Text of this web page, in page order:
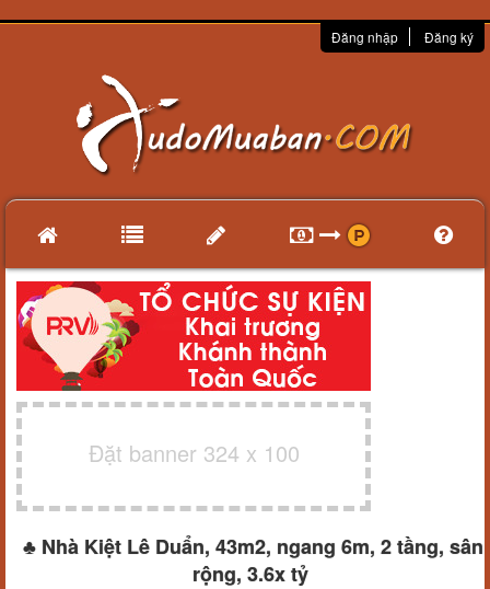
Đăng nhập Đăng ký
Đặt banner 324 x 100
♣ Nhà Kiệt Lê Duẩn, 43m2, ngang 6m, 2 tầng, sân
rộng, 3.6x tỷ